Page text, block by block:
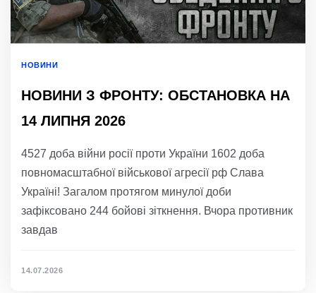
НОВИНИ
НОВИНИ З ФРОНТУ: ОБСТАНОВКА НА
14 ЛИПНЯ 2026
4527 доба війни росії проти України 1602 доба
повномасштабної військової агресії рф Слава
Україні! Загалом протягом минулої доби
зафіксовано 244 бойові зіткнення. Вчора противник
завдав
14.07.2026